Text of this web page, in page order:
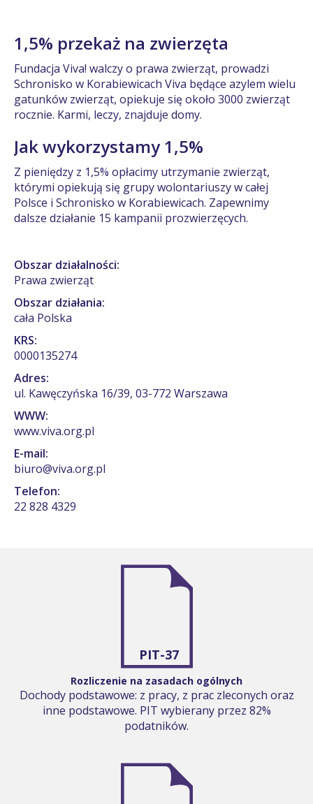
1,5% przekaż na zwierzęta
Fundacja Viva! walczy o prawa zwierząt, prowadzi
Schronisko w Korabiewicach Viva będące azylem wielu
gatunków zwierząt, opiekuje się około 3000 zwierząt
rocznie. Karmi, leczy, znajduje domy.
Jak wykorzystamy 1,5%
Z pieniędzy z 1,5% opłacimy utrzymanie zwierząt,
którymi opiekują się grupy wolontariuszy w całej
Polsce i Schronisko w Korabiewicach. Zapewnimy
dalsze działanie 15 kampanii prozwierzęcych.
Obszar działalności:
Prawa zwierząt
Obszar działania:
cała Polska
KRS:
0000135274
Adres:
ul. Kawęczyńska 16/39, 03-772 Warszawa
WWW:
www.viva.org.pl
E-mail:
biuro@viva.org.pl
Telefon:
22 828 4329
PIT-37
Rozliczenie na zasadach ogólnych
Dochody podstawowe: z pracy, z prac zleconych oraz
inne podstawowe. PIT wybierany przez 82%
podatników.